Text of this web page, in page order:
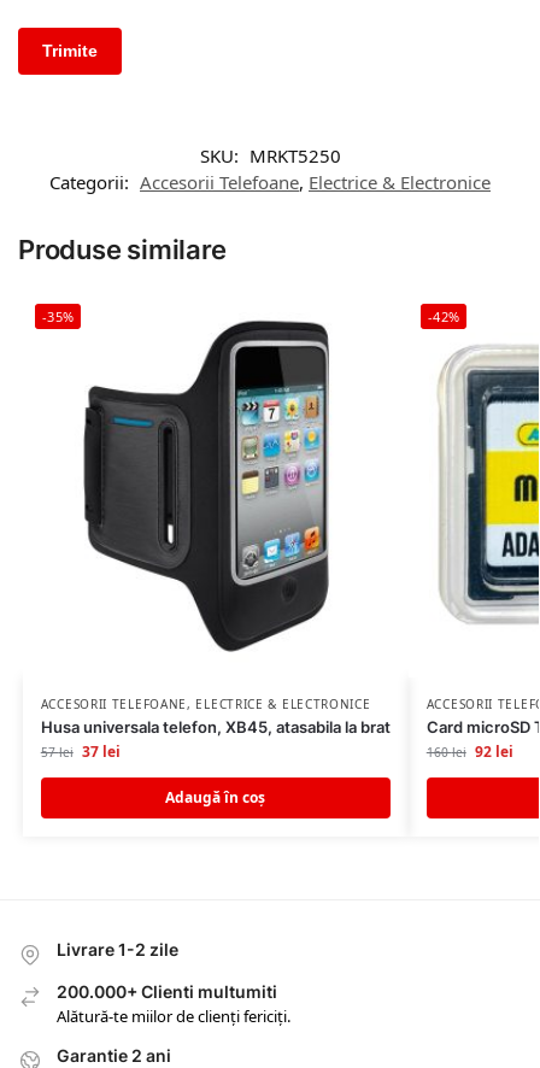
SKU: MRKT5250
Categorii: Accesorii Telefoane, Electrice & Electronice
Produse similare
-35%
ACCESORII TELEFOANE, ELECTRICE & ELECTRONICE
Husa universala telefon, XB45, atasabila la brat
57lei 37 lei
Adaugă în coș
-42%
ACCESORII
Card microSD
160lei 92 lei
Livrare 1-2 zile
200.000+ Clienti multumiti
Alătură-te miilor de clienți fericiți.
Garantie 2 ani